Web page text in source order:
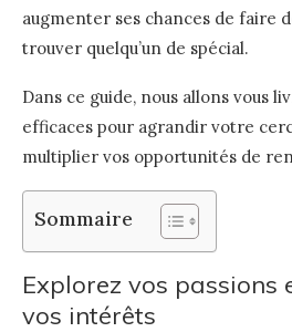
augmenter ses chances de faire
trouver quelqu’un de spécial.
Dans ce guide, nous allons vous
efficaces pour agrandir votre
multiplier vos opportunités de
Sommaire
Explorez vos passions
vos intérêts